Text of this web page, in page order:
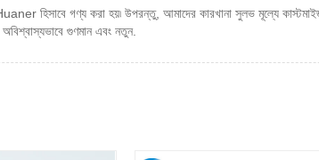
হিসাবে গণ্য করা হয়৷ উপরন্তু, আমাদের কারখানা সুলভ মূল্যে
গুণমান এবং নতুন.